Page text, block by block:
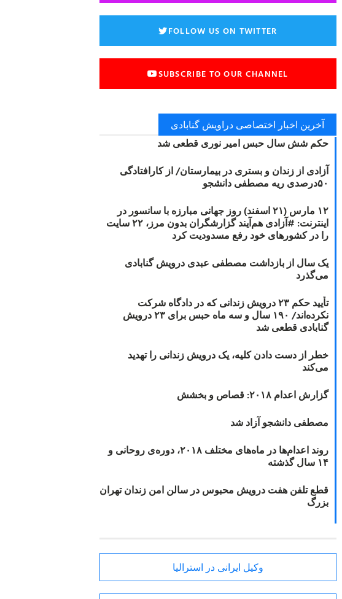
FOLLOW US ON TWITTER
SUBSCRIBE TO OUR CHANNEL
آخرین اخبار اختصاصی دراویش گنابادی
حکم شش سال حبس امیر نوری قطعی شد
آزادی از زندان و بستری در بیمارستان/ از کارافتادگی
۵۰درصدی ریه مصطفی دانشجو
۱۲ مارس (۲۱ اسفند) روز جهانی مبارزه با سانسور در
اینترنت: #آزادی هم‌آیند گزارشگران‌ بدون مرز، ۲۲ سایت
را در کشورهای خود رفع مسدودیت کرد
یک سال از بازداشت مصطفی عبدی درویش گنابادی
می‌گذرد
تأیید حکم ۲۳ درویش زندانی که در دادگاه شرکت
نکرده‌اند/ ۱۹۰ سال و سه ماه حبس برای ۲۳ درویش
گنابادی قطعی شد
خطر از دست دادن کلیه، یک درویش زندانی را تهدید
می‌کند
گزارش اعدام ۲۰۱۸: قصاص و بخشش
مصطفی دانشجو آزاد شد
روند اعدام‌ها در ماه‌های مختلف ۲۰۱۸، دوره‌ی روحانی و
۱۴ سال گذشته
قطع تلفن هفت درویش محبوس در سالن امن زندان تهران
بزرگ
وکیل ایرانی در استرالیا